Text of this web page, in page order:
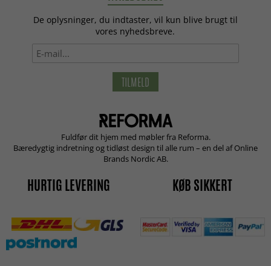
De oplysninger, du indtaster, vil kun blive brugt til
vores nyhedsbreve.
TILMELD
Fuldfør dit hjem med møbler fra Reforma.
Bæredygtig indretning og tidløst design til alle rum – en del af Online
Brands Nordic AB.
HURTIG LEVERING KØB SIKKERT